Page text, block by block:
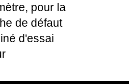
pour la
de défaut
d'essai